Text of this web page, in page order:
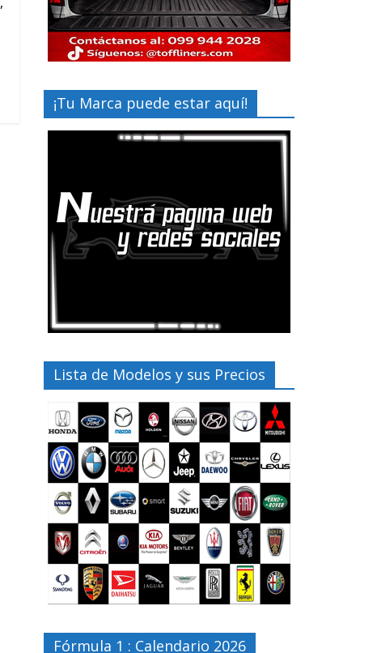
¡Tu Marca puede estar aquí!
Lista de Modelos y sus Precios
Fórmula 1 : Calendario 2026